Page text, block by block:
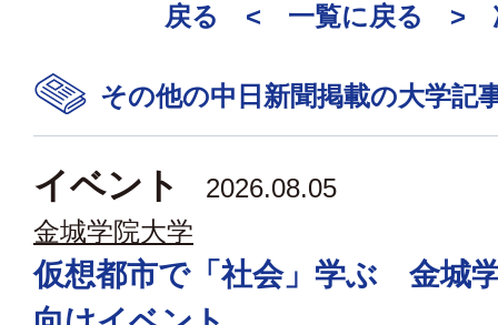
戻る < 一覧に戻る >
その他の中日新聞掲載の大学記
イベント
2026.08.05
金城学院大学
仮想都市で「社会」学ぶ 金城